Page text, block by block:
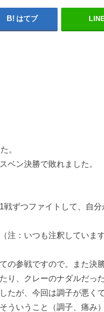
はてブ
。
ン決勝で敗れました。
ずつファイトして、自
：いつも注釈していま
の参戦ですので。また決
り、クレーのナダルだっ
たが、今回は調子が悪く
ういうこと（調子、痛み